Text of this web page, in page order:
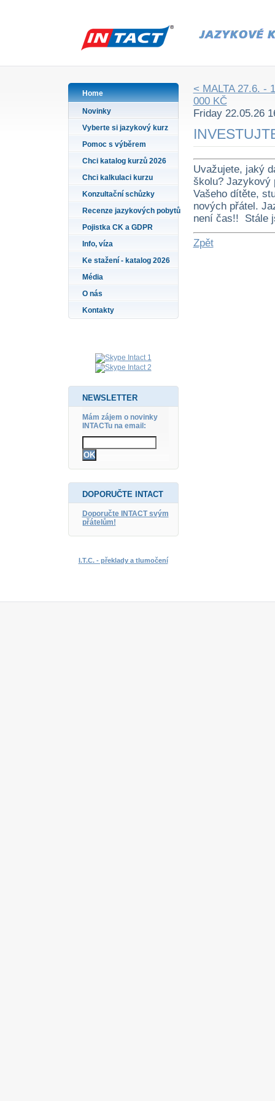
Home
Novinky
Vyberte si jazykový kurz
Pomoc s výběrem
Chci katalog kurzů 2026
Chci kalkulaci kurzu
Konzultační schůzky
Recenze jazykových pobytů
Pojistka CK a GDPR
Info, víza
Ke stažení - katalog 2026
Média
O nás
Kontakty
NEWSLETTER
Mám zájem o novinky
INTACTu na email:
DOPORUČTE INTACT
Doporučte INTACT svým
přátelům!
I.T.C. - překlady a tlumočení
< MALTA 27.6. -
000 KČ
Friday 22.05.26
Uvažujete, jaký
školu? Jazykový
Vašeho dítěte,
nových přátel.
není čas!! Stále
Zpět